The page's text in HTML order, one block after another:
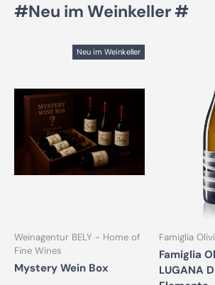
#Neu im Weinkeller #
Neu im Weinkeller
Weinagentur BELY - Home of
Fine Wines
Mystery Wein Box
Famiglia
Famiglia
LUGANA